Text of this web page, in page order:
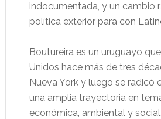
indocumentada, y un cambio
política exterior para con
Boutureira es un uruguayo
Unidos hace más de tres
Nueva York y luego se radicó
una amplia trayectoria en
económica, ambiental y